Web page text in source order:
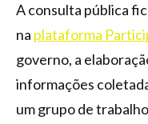
A consulta pública
na plataforma
governo, a
informações
um grupo de